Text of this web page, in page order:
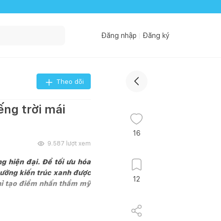
Đăng nhập Đăng ký
Theo dõi
trời mái
9.587 lượt xem
hiện đại. Để tối ưu hóa
kiến trúc xanh được
tạo điểm nhấn thẩm mỹ
16
12